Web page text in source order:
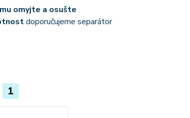
omyjte a osušte
doporučujeme separátor
1